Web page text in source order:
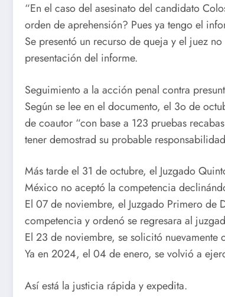
“En el caso del asesinato del candidato
orden de aprehensión? Pues ya tengo el
Se presentó un recurso de queja y el juez
presentación del informe.
Seguimiento a la acción penal contra
Según se lee en el documento, el 3o de
de coautor “con base a 123 pruebas
tener demostrad su probable
Más tarde el 31 de octubre, el Juzgado
México no aceptó la competencia
El 07 de noviembre, el Juzgado Primero de
competencia y ordenó se regresara al
El 23 de noviembre, se solicitó nuevamente
Ya en 2024, el 04 de enero, se volvió a
Así está la justicia rápida y expedita.